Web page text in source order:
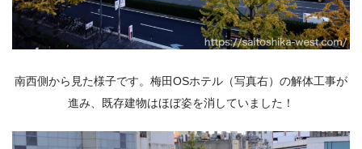
南西側から見た様子です。梅田OSホテル（写真右）の解体工事が
進み、既存建物はほぼ姿を消していました！